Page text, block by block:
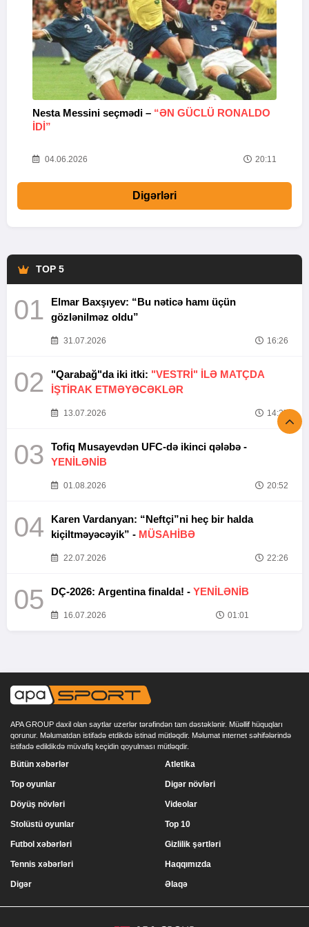
Nesta Messini seçmədi – “ƏN GÜCLÜ RONALDO
IDI”
04.06.2026 20:11
Digərləri
TOP 5
01
Elmar Baxşıyev: “Bu nəticə hamı üçün
gözlənilməz oldu”
31.07.2026 16:26
02 "Qarabağ"da iki itki: "VESTRİ" İLƏ MATÇDA
İŞTİRAK ETMƏYƏCƏKLƏR
13.07.2026 14:37
03
Tofiq Musayevdən UFC-də ikinci qələbə -
YENİLƏNİB
01.08.2026 20:52
04
Karen Vardanyan: “Neftçi”ni heç bir halda
kiçiltməyəcəyik” - MÜSAHİBƏ
22.07.2026 22:26
05 DÇ-2026: Argentina finalda! - YENİLƏNİB
16.07.2026 01:01
APA GROUP daxil olan saytlar uzerlər tərəfindən tam dəstəklənir. Müəllif hüquqları
qorunur. Məlumatdan istifadə etdikdə istinad mütləqdir. Məlumat internet səhifələrində
istifadə edildikdə müvafiq keçidin qoyulması mütləqdir.
Bütün xəbərlər
Top oyunlar
Döyüş növləri
Stolüstü oyunlar
Atletika
Digər növləri
Videolar
Top 10
Futbol xəbərləri
Tennis xəbərləri
Digər
Gizlilik şərtləri
Haqqımızda
Əlaqə